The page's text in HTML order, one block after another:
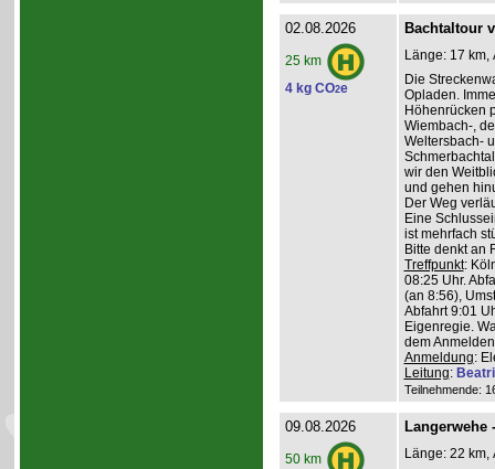
02.08.2026
25 km
4 kg CO2e
Bachtaltour
Länge: 17 km,
Die
Opladen.
Höhenrücken
Wiembach-,
Weltersbach-
wir den
und gehen
Der Weg
Eine
ist mehrfach
Bitte denkt an
Treffpunkt:
08:25 Uhr.
(an 8:56),
Abfahrt 9:01
Eigenregie.
dem Anmelden
Anmeldung:
Leitung:
Teilnehmende:
09.08.2026
50 km
Langerwehe
Länge: 22 km,